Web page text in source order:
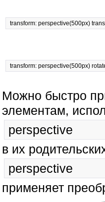
transform: perspective(500px)
transform: perspective(500px)
Можно быстро
элементам,
perspective
в их
perspective
применяет